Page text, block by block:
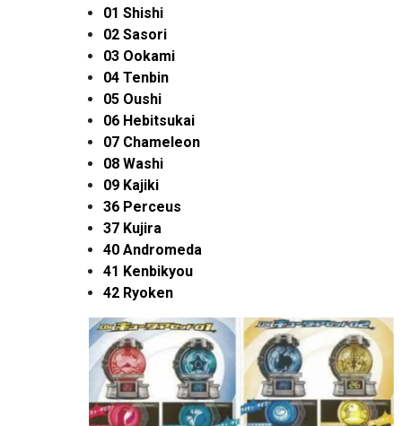
01 Shishi
02 Sasori
03 Ookami
04 Tenbin
05 Oushi
06 Hebitsukai
07 Chameleon
08 Washi
09 Kajiki
36 Perceus
37 Kujira
40 Andromeda
41 Kenbikyou
42 Ryoken